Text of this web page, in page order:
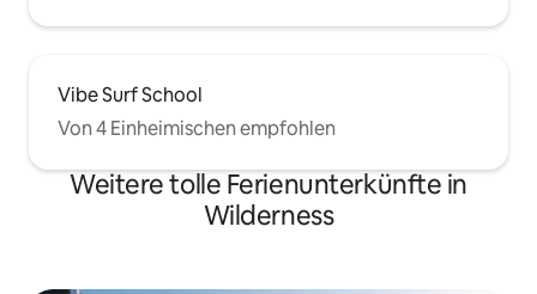
Vibe Surf School
Von 4 Einheimischen empfohlen
Weitere tolle Ferienunterkünfte in
Wilderness